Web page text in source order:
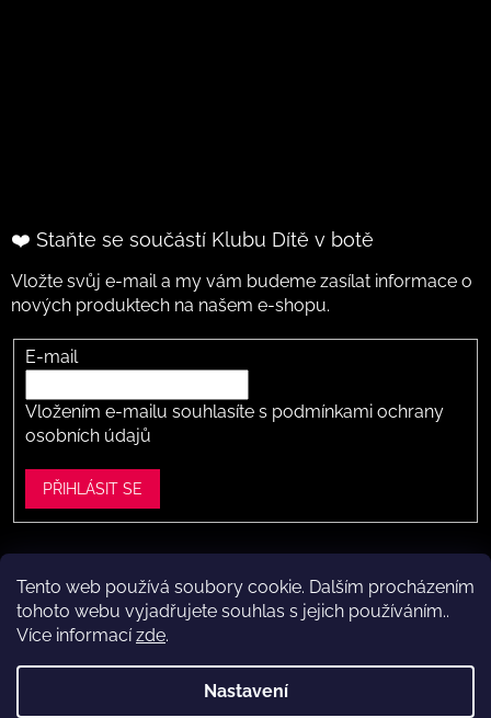
Tento web používá soubory cookie. Dalším procházením
tohoto webu vyjadřujete souhlas s jejich používáním..
Více informacízde.
Nastavení
❤️ Staňte se součástí Klubu Dítě v botě
Vložte svůj e-mail a my vám budeme zasílat informace o
nových produktech na našem e-shopu.
E-mail
Vložením e-mailu souhlasíte s podmínkami ochrany
osobních údajů
PŘIHLÁSIT SE
Vytvořil Shoptet